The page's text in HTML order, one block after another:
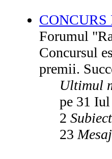
Forumul
Concursul
premii.
Ultimul
pe 31
2
23